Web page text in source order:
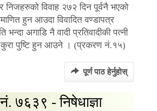
निजहरुको विवाह २७२ दिन पूर्वनै भएको
हुन आउदा विवादित वण्डापत्र
भन्दा अगाडि नै वादी प्रतिवादीकी पत्नी
पुष्टि हुन आउने । (प्रकरण नं.१५)
पूर्ण पाठ हेर्नुहोस्
७६३९ - निषेधाज्ञा